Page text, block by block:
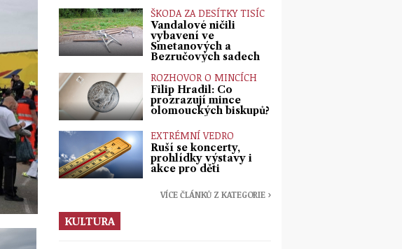
ŠKODA ZA DESÍTKY TISÍC
Vandalové ničili
vybavení ve
Smetanových a
Bezručových sadech
ROZHOVOR O MINCÍCH
Filip Hradil: Co
prozrazují mince
olomouckých biskupů?
EXTRÉMNÍ VEDRO
Ruší se koncerty,
prohlídky výstavy i
akce pro děti
VÍCE ČLÁNKŮ Z KATEGORIE ›
KULTURA